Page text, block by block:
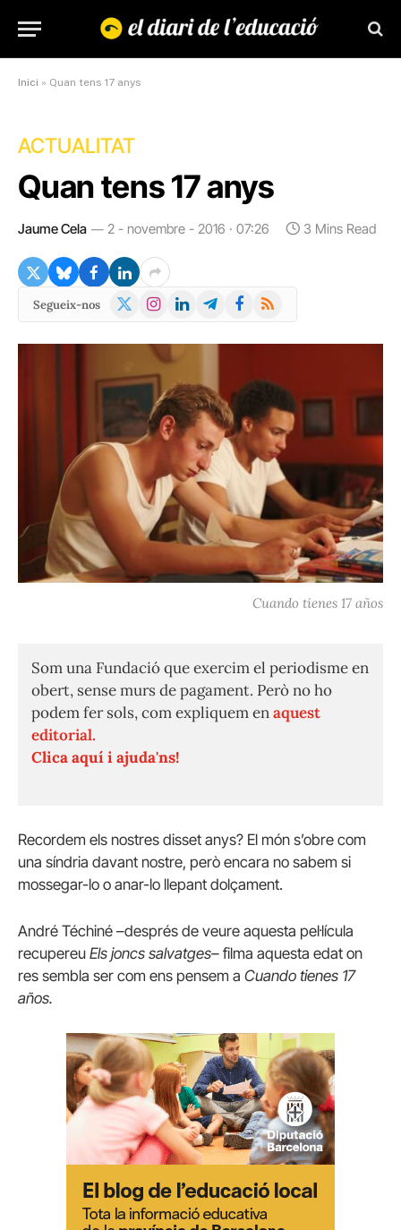
Inici » Quan tens 17 anys
ACTUALITAT
Quan tens 17 anys
Jaume Cela 2 - novembre - 2016 · 07:26 3 Mins Read
Segueix-nos
X
Instagram
LinkedInTelegramFacebook
RSS
Cuando tienes 17 años
Som una Fundació que exercim el periodisme en
obert, sense murs de pagament. Però no ho
podem fer sols, com expliquem enaquest
editorial.
Clica aquí i ajuda'ns!
Recordem els nostres disset anys? El món s’obre com
una síndria davant nostre, però encara no sabem si
mossegar-lo o anar-lo llepant dolçament.
André Téchiné –després de veure aquesta pel·lícula
recupereu Els joncs salvatges– filma aquesta edat on
res sembla ser com ens pensem a Cuando tienes 17
años.